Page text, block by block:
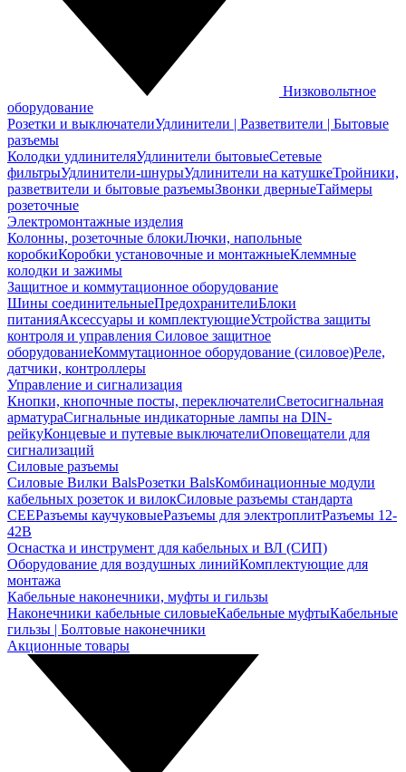
Низковольтное
оборудование
Розетки и выключателиУдлинители | Разветвители | Бытовые
разъемы
Колодки удлинителяУдлинители бытовыеСетевые
фильтрыУдлинители-шнурыУдлинители на катушкеТройники,
разветвители и бытовые разъемыЗвонки дверныеТаймеры
розеточные
Электромонтажные изделия
Колонны, розеточные блокиЛючки, напольные
коробкиКоробки установочные и монтажныеКлеммные
колодки и зажимы
Защитное и коммутационное оборудование
Шины соединительныеПредохранителиБлоки
питанияАксессуары и комплектующиеУстройства защиты
контроля и управления Силовое защитное
оборудованиеКоммутационное оборудование (силовое)Реле,
датчики, контроллеры
Управление и сигнализация
Кнопки, кнопочные посты, переключателиСветосигнальная
арматураСигнальные индикаторные лампы на DIN-
рейкуКонцевые и путевые выключателиОповещатели для
сигнализаций
Силовые разъемы
Силовые Вилки BalsРозетки BalsКомбинационные модули
кабельных розеток и вилокСиловые разъемы стандарта
CEEРазъемы каучуковыеРазъемы для электроплитРазъемы 12-
42В
Оснастка и инструмент для кабельных и ВЛ (СИП)
Оборудование для воздушных линийКомплектующие для
монтажа
Кабельные наконечники, муфты и гильзы
Наконечники кабельные силовыеКабельные муфтыКабельные
гильзы | Болтовые наконечники
Акционные товары